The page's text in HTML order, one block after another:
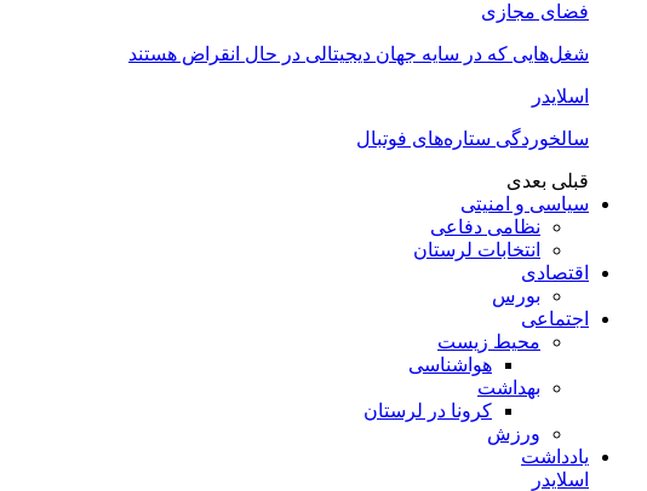
فضای مجازی
شغل‌‌هایی که در سایه جهان دیجیتالی در حال انقراض هستند
اسلایدر
سالخوردگی ستاره‌های فوتبال
قبلی بعدی
سیاسی و امنیتی
نظامی دفاعی
انتخابات لرستان
اقتصادی
بورس
اجتماعی
محیط زیست
هواشناسی
بهداشت
کرونا در لرستان
ورزش
یادداشت
اسلایدر